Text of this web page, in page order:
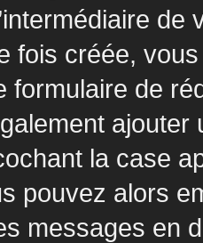
fois créée,
formulaire de
la case
pouvez alors
messages en